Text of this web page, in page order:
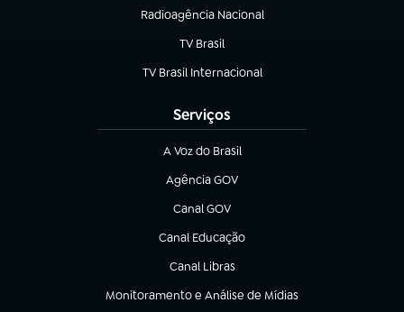
Radioagência Nacional
(abre em nova aba)
TV Brasil
(abre em nova aba)
TV Brasil Internacional
(abre em nova aba)
Serviços
A Voz do Brasil
(abre em nova aba)
Agência GOV
(abre em nova aba)
Canal GOV
(abre em nova aba)
Canal Educação
(abre em nova aba)
Canal Libras
(abre em nova aba)
Monitoramento e Análise de Mídias
(abre em nova aba)